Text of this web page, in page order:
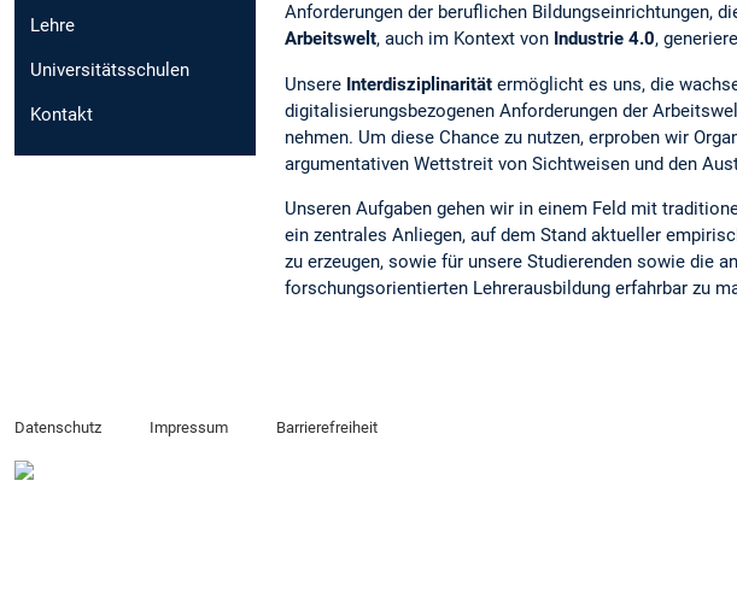
Lehre
Universitätsschulen
Kontakt
Anforderungen der beruflichen Bildungseinrichtungen,
Arbeitswelt, auch im Kontext von Industrie 4.0,
Unsere Interdisziplinarität ermöglicht es uns, die
digitalisierungsbezogenen Anforderungen der
nehmen. Um diese Chance zu nutzen, erproben wir
argumentativen Wettstreit von Sichtweisen und den
Unseren Aufgaben gehen wir in einem Feld mit
ein zentrales Anliegen, auf dem Stand aktueller
zu erzeugen, sowie für unsere Studierenden sowie die
forschungsorientierten Lehrerausbildung erfahrbar zu
Datenschutz Impressum Barrierefreiheit